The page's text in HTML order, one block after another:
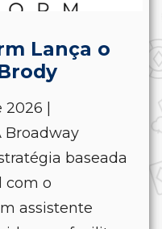
Lança o
|
Broadway
baseada
com o
assistente